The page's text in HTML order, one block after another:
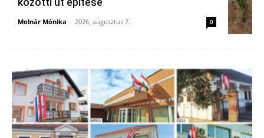
Molnár Mónika - 2026, augusztus 7. 0